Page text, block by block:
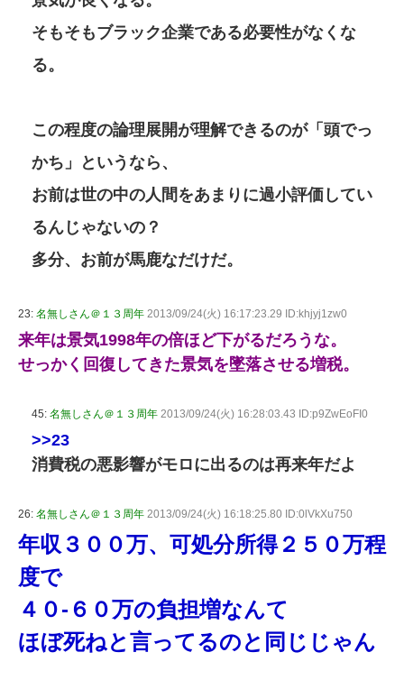
そもそもブラック企業である必要性がなくな
る。
この程度の論理展開が理解できるのが「頭でっ
かち」というなら、
お前は世の中の人間をあまりに過小評価してい
るんじゃないの？
多分、お前が馬鹿なだけだ。
23: 名無しさん＠１３周年 2013/09/24(火) 16:17:23.29 ID:khjyj1zw0
来年は景気1998年の倍ほど下がるだろうな。
せっかく回復してきた景気を墜落させる増税。
45: 名無しさん＠１３周年 2013/09/24(火) 16:28:03.43 ID:p9ZwEoFI0
>>23
消費税の悪影響がモロに出るのは再来年だよ
26: 名無しさん＠１３周年 2013/09/24(火) 16:18:25.80 ID:0lVkXu750
年収３００万、可処分所得２５０万程
度で
４０-６０万の負担増なんて
ほぼ死ねと言ってるのと同じじゃん